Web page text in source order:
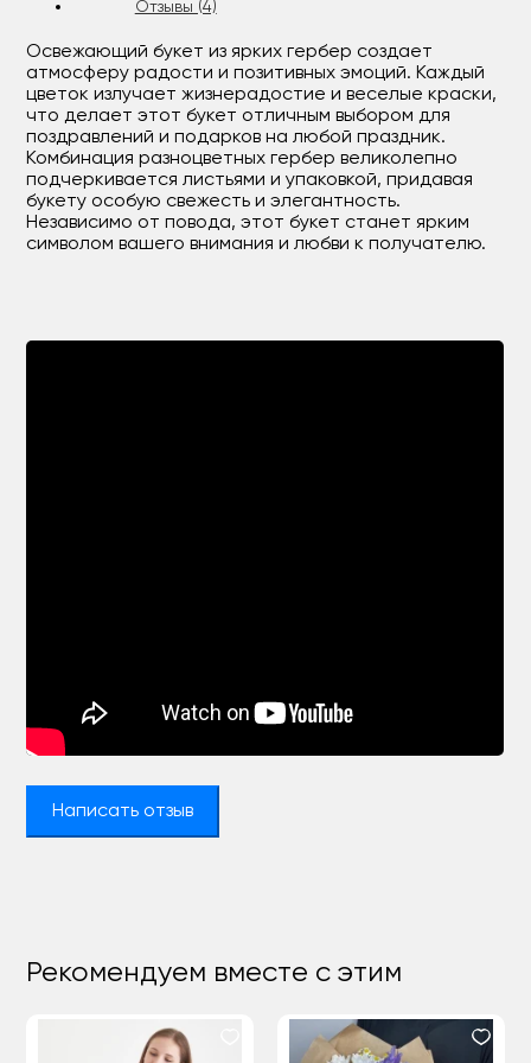
Отзывы (4)
Освежающий букет из ярких гербер создает
атмосферу радости и позитивных эмоций. Каждый
цветок излучает жизнерадостие и веселые краски,
что делает этот букет отличным выбором для
поздравлений и подарков на любой праздник.
Комбинация разноцветных гербер великолепно
подчеркивается листьями и упаковкой, придавая
букету особую свежесть и элегантность.
Независимо от повода, этот букет станет ярким
символом вашего внимания и любви к получателю.
Написать отзыв
Рекомендуем вместе с этим